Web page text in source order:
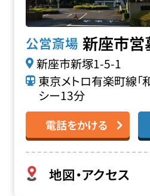
公営斎場 新座市
新座市新塚1-5-1
東京メトロ有楽町線「
シー13分
電話をかける
地図・アクセス